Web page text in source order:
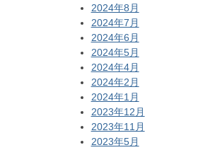
2024年8月
2024年7月
2024年6月
2024年5月
2024年4月
2024年2月
2024年1月
2023年12月
2023年11月
2023年5月